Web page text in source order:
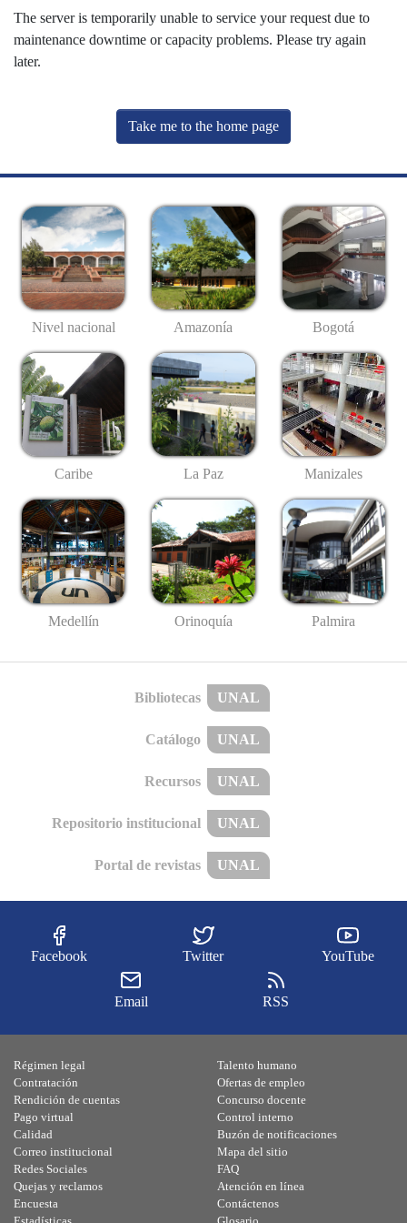
The server is temporarily unable to service your request due to
maintenance downtime or capacity problems. Please try again
later.
Take me to the home page
Nivel nacional Amazonía Bogotá
Caribe La Paz Manizales
Medellín Orinoquía Palmira
Bibliotecas UNAL
Catálogo UNAL
Recursos UNAL
Repositorio institucional UNAL
Portal de revistas UNAL
Facebook Twitter YouTube
Email RSS
Régimen legal
Contratación
Rendición de cuentas
Pago virtual
Calidad
Talento humano
Ofertas de empleo
Concurso docente
Control interno
Buzón de notificaciones
Correo institucional
Redes Sociales
Quejas y reclamos
Encuesta
Mapa del sitio
FAQ
Atención en línea
Contáctenos